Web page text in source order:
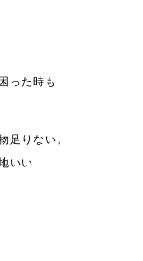
った時も
足りない。
いい